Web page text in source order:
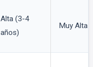
Alta (3-4
años)
Muy Alta